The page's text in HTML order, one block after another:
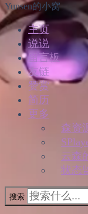
Yunsen的小窝
主页
说说
留言板
友链
赞赏
简历
更多
森资
云森
状态
搜索